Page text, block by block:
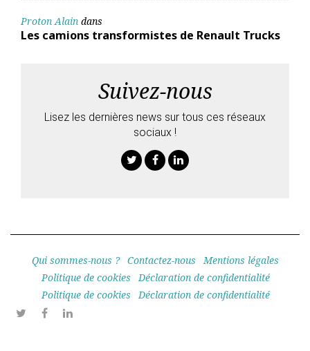
Proton Alain dans
Les camions transformistes de Renault Trucks
Suivez-nous
Lisez les dernières news sur tous ces réseaux
sociaux !
Qui sommes-nous ? Contactez-nous
Mentions légales
Politique de cookies
Déclaration de confidentialité
Politique de cookies
Déclaration de confidentialité